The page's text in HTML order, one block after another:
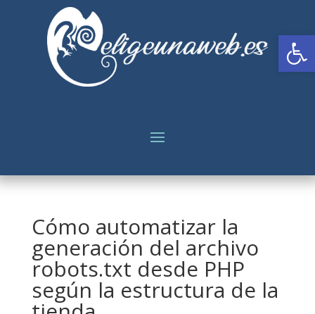
Cómo automatizar la
generación del archivo
robots.txt desde PHP
según la estructura de la